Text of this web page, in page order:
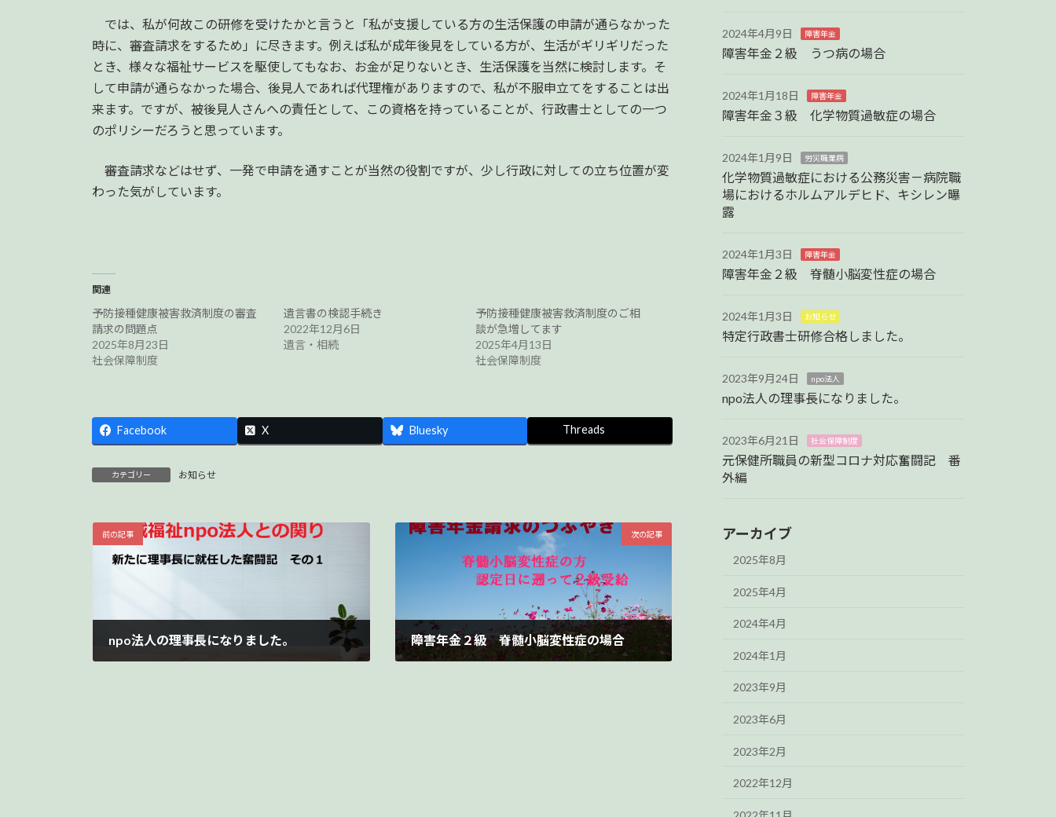
では、私が何故この研修を受けたかと言うと「私が支援している方の生活保護の申請が通らなかった
時に、審査請求をするため」に尽きます。例えば私が成年後見をしている方が、生活がギリギリだった
とき、様々な福祉サービスを駆使してもなお、お金が足りないとき、生活保護を当然に検討します。そ
して申請が通らなかった場合、後見人であれば代理権がありますので、私が不服申立てをすることは出
来ます。ですが、被後見人さんへの責任として、この資格を持っていることが、行政書士としての一つ
のポリシーだろうと思っています。
審査請求などはせず、一発で申請を通すことが当然の役割ですが、少し行政に対しての立ち位置が変
わった気がしています。
関連
予防接種健康被害救済制度の審査
請求の問題点
2025年8月23日
社会保障制度
遺言書の検認手続き
2022年12月6日
遺言・相続
予防接種健康被害救済制度のご相
談が急増してます
2025年4月13日
社会保障制度
Facebook X Bluesky Threads
カテゴリー お知らせ
前の記事
npo法人の理事長になりました。
次の記事
障害年金２級 脊髄小脳変性症の場合
2024年4月9日 障害年金
障害年金２級 うつ病の場合
2024年1月18日 障害年金
障害年金３級 化学物質過敏症の場合
2024年1月9日 労災職業病
化学物質過敏症における公務災害－病院職
場におけるホルムアルデヒド、キシレン曝
露
2024年1月3日 障害年金
障害年金２級 脊髄小脳変性症の場合
2024年1月3日 お知らせ
特定行政書士研修合格しました。
2023年9月24日 npo法人
npo法人の理事長になりました。
2023年6月21日 社会保障制度
元保健所職員の新型コロナ対応奮闘記 番
外編
アーカイブ
2025年8月
2025年4月
2024年4月
2024年1月
2023年9月
2023年6月
2023年2月
2022年12月